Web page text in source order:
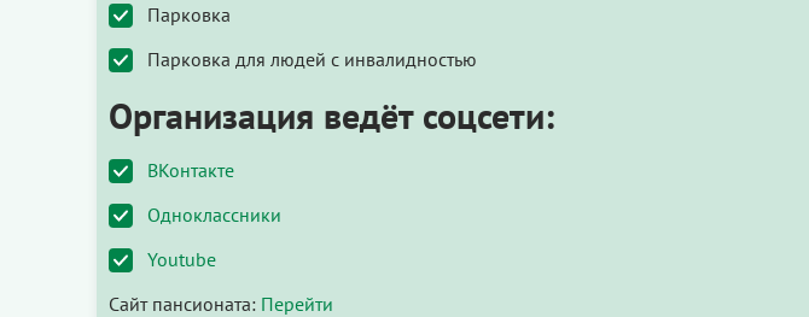
Парковка
Парковка для людей с инвалидностью
Организация ведёт соцсети:
ВКонтакте
Одноклассники
Youtube
Сайт пансионата: Перейти